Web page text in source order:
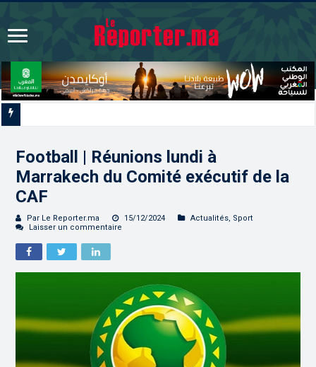
Football | Réunions lundi à
Marrakech du Comité exécutif de la
CAF
Par Le Reporter.ma 15/12/2024 Actualités, Sport
Laisser un commentaire